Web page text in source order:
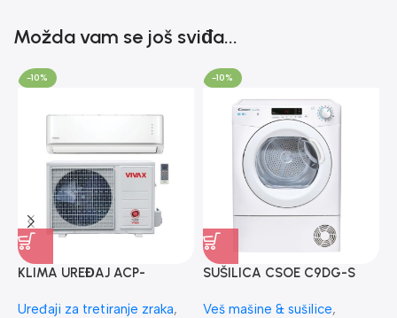
Možda vam se još sviđa...
-10%
KLIMA UREĐAJ ACP-
Uređaji za tretiranje zraka,
-10%
SUŠILICA CSOE C9DG-S
Veš mašine & sušilice,